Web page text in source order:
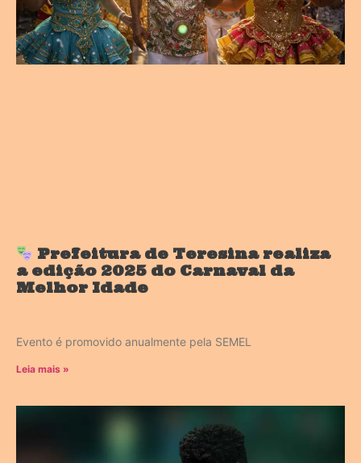
Prefeitura de Teresina realiza
a edição 2025 do Carnaval da
Melhor Idade
Evento é promovido anualmente pela SEMEL
Leia mais »